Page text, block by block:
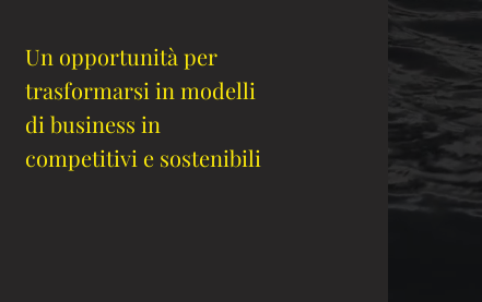
Un opportunità per
trasformarsi in modelli
di business in
competitivi e sostenibili